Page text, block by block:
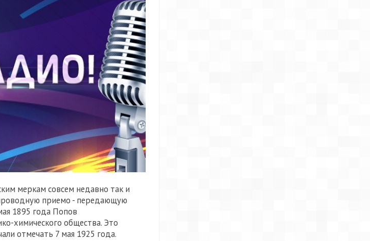
меркам совсем недавно так и
приемо - передающую
1895 года Попов
химического общества. Это
отмечать 7 мая 1925 года.